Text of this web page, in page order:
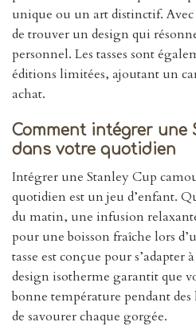
unique ou un art distinctif.
de trouver un design qui
personnel. Les tasses sont
éditions limitées, ajoutant un
achat.
Comment intégrer une
dans votre quotidien
Intégrer une Stanley Cup
quotidien est un jeu d’enfant.
du matin, une infusion
pour une boisson fraîche lors
tasse est conçue pour s’adapter
design isotherme garantit que
bonne température pendant
de savourer chaque gorgée.